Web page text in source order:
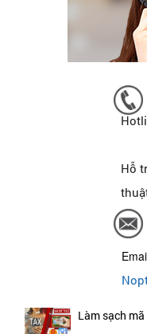
Hỗ
Làm sạch